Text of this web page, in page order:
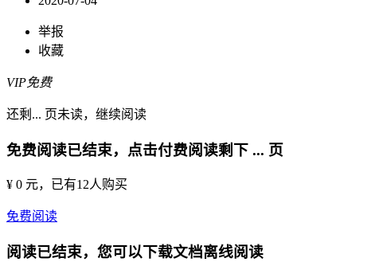
举报
收藏
VIP免费
还剩 ... 页未读， 继续阅读
免费阅读已结束，点击付费阅读剩下 ... 页
¥ 0 元，已有12人购买
免费阅读
阅读已结束，您可以下载文档离线阅读